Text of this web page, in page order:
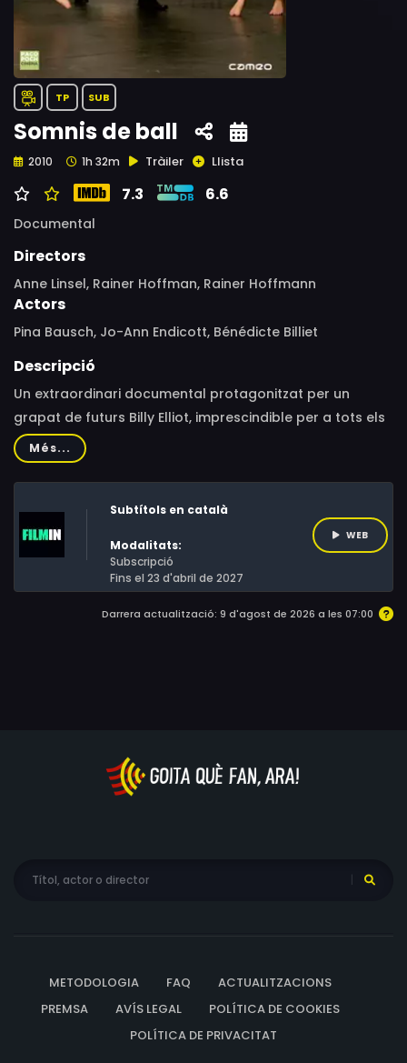
TP SUB
Somnis de ball
2010 1h 32m Tràiler Llista
7.3 6.6
Documental
Directors
Anne Linsel, Rainer Hoffman, Rainer Hoffmann
Actors
Pina Bausch, Jo-Ann Endicott, Bénédicte Billiet
Descripció
Un extraordinari documental protagonitzat per un
grapat de futurs Billy Elliot, imprescindible per a tots els
amants de la dansa i el cinema. L’any 2008, la famosa
ballarina i coreògrafa Pina Bausch selecciona 40
adolescents que no havien sentit parlar mai d'ella per
formar part de l'espectacle KONTAKTHOF. Durant els 10
mesos d'assajos fins a la nit de l'estrena, els joves
ballarins descobreixen el geni de Bausch i els seus
propis cossos. Pina va morir el 2009. La pel·lícula és un
testimoni del seu treball revolucionari.
Més...
Subtítols en català
Modalitats:
Subscripció
Fins el 23 d'abril de 2027
WEB
Darrera actualització: 9 d'agost de 2026 a les 07:00
METODOLOGIA FAQ
ACTUALITZACIONS
PREMSA
AVÍS LEGAL
POLÍTICA DE COOKIES
POLÍTICA DE PRIVACITAT